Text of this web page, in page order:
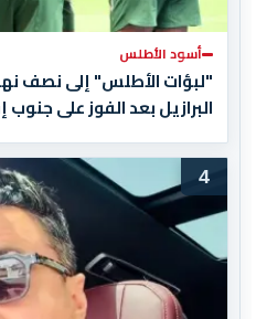
أسود الأطلس
"لبؤات الأطلس" إلى نصف
البرازيل بعد الفوز على جنوب
4